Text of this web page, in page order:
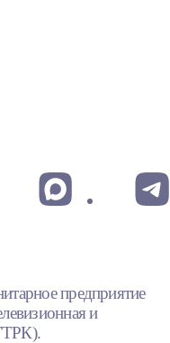
предприятие
и